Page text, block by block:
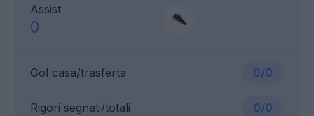
Assist
0
Gol casa/trasferta 0/0
Rigori segnati/totali 0/0